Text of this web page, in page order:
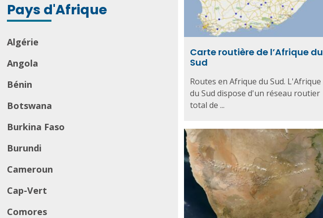
Pays d'Afrique
Algérie
Angola
Bénin
Botswana
Burkina Faso
Burundi
Cameroun
Cap-Vert
Comores
Carte routière de l’Afrique du
Sud
Routes en Afrique du Sud. L'Afrique
du Sud dispose d'un réseau routier
total de ...